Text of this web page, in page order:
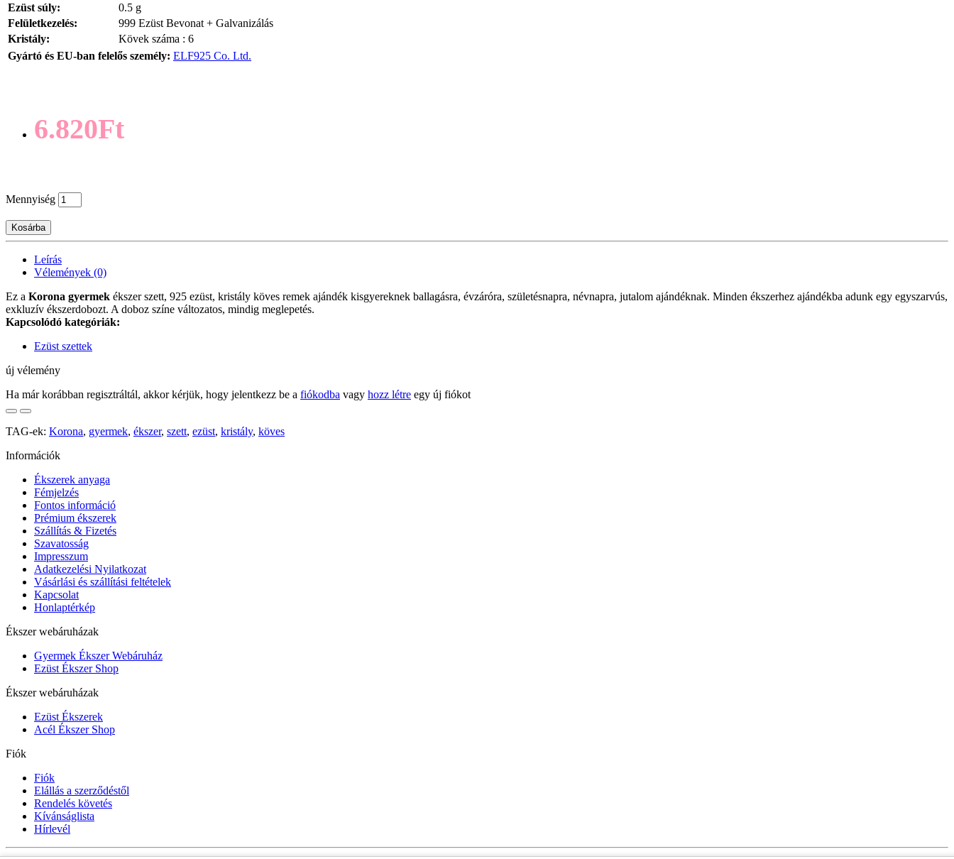
Ezüst súly:
0.5 g
Felületkezelés:
999 Ezüst Bevonat + Galvanizálás
Kristály:
Kövek száma : 6
Gyártó és EU-ban felelős személy: ELF925 Co. Ltd.
6.820Ft
Mennyiség
Kosárba
Leírás
Vélemények (0)
Ez a Korona gyermek ékszer szett, 925 ezüst, kristály köves remek ajándék kisgyereknek ballagásra, évzáróra, születésnapra, névnapra, jutalom ajándéknak. Minden ékszerhez ajándékba adunk egy egyszarvús,
exkluzív ékszerdobozt. A doboz színe változatos, mindig meglepetés.
Kapcsolódó kategóriák:
Ezüst szettek
új vélemény
Ha már korábban regisztráltál, akkor kérjük, hogy jelentkezz be a fiókodba vagy hozz létre egy új fiókot
TAG-ek: Korona, gyermek, ékszer, szett, ezüst, kristály, köves
Információk
Ékszerek anyaga
Fémjelzés
Fontos információ
Prémium ékszerek
Szállítás & Fizetés
Szavatosság
Impresszum
Adatkezelési Nyilatkozat
Vásárlási és szállítási feltételek
Kapcsolat
Honlaptérkép
Ékszer webáruházak
Gyermek Ékszer Webáruház
Ezüst Ékszer Shop
Ékszer webáruházak
Ezüst Ékszerek
Acél Ékszer Shop
Fiók
Fiók
Elállás a szerződéstől
Rendelés követés
Kívánságlista
Hírlevél